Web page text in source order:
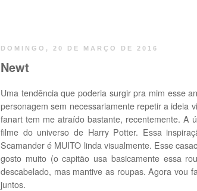
DOMINGO, 20 DE MARÇO DE 2016
Newt
Uma tendência que poderia surgir pra mim esse
personagem sem necessariamente repetir a ideia
fanart tem me atraído bastante, recentemente. A
filme do universo de Harry Potter. Essa
Scamander é MUITO linda visualmente. Esse
gosto muito (o capitão usa basicamente essa
descabelado, mas mantive as roupas. Agora vou
juntos.